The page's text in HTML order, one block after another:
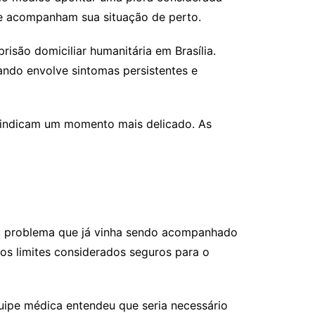
sua situação de perto.
domiciliar humanitária em Brasília.
envolve sintomas persistentes e
um momento mais delicado. As
que já vinha sendo acompanhado
limites considerados seguros para o
médica entendeu que seria necessário